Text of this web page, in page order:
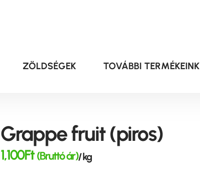
ZÖLDSÉGEK TOVÁBBI TERMÉKEINK
Grappe fruit (piros)
1,100Ft (Bruttó ár)/ kg